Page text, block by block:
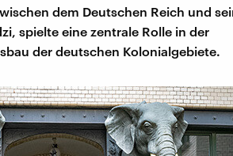
dem Deutschen Reich und
spielte eine zentrale Rolle in der
der deutschen Kolonialgebiete.